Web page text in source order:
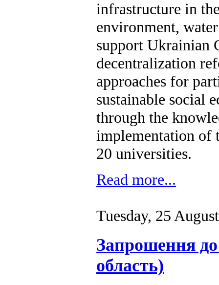
infrastructure in
environment,
support Ukrainian
decentralization
approaches for
sustainable social
through the
implementation of
20 universities.
Read more...
Tuesday, 25
Запрошення до
область)